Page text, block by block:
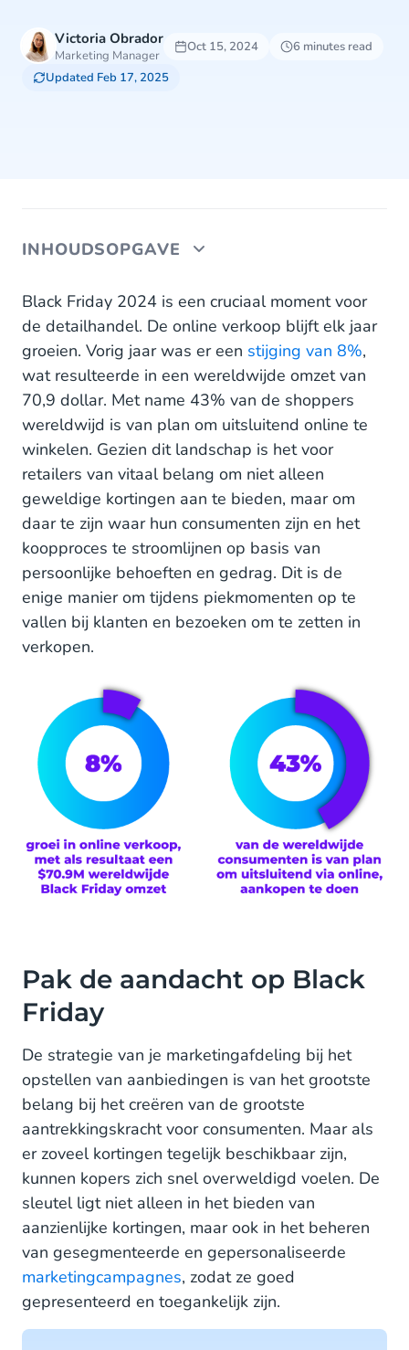
Victoria Obrador
Marketing Manager
Oct 15, 2024
6 minutes read
Updated Feb 17, 2025
INHOUDSOPGAVE
Pak de aandacht op Black Friday
Laat jouw klanten efficiënt profiteren van Black
Friday-aanbiedingen
Optimaliseer je logistieke proces voor snelle
levering deze Black Friday
Lever 24/7 customer support
De voordelen van een geintegreerd Engagement
Platform tijdens Black Friday
Black Friday 2024 is een cruciaal moment voor
de detailhandel. De online verkoop blijft elk jaar
groeien. Vorig jaar was er een stijging van 8%,
wat resulteerde in een wereldwijde omzet van
70,9 dollar. Met name 43% van de shoppers
wereldwijd is van plan om uitsluitend online te
winkelen. Gezien dit landschap is het voor
retailers van vitaal belang om niet alleen
geweldige kortingen aan te bieden, maar om
daar te zijn waar hun consumenten zijn en het
koopproces te stroomlijnen op basis van
persoonlijke behoeften en gedrag. Dit is de
enige manier om tijdens piekmomenten op te
vallen bij klanten en bezoeken om te zetten in
verkopen.
Pak de aandacht op Black
Friday
De strategie van je marketingafdeling bij het
opstellen van aanbiedingen is van het grootste
belang bij het creëren van de grootste
aantrekkingskracht voor consumenten. Maar als
er zoveel kortingen tegelijk beschikbaar zijn,
kunnen kopers zich snel overweldigd voelen. De
sleutel ligt niet alleen in het bieden van
aanzienlijke kortingen, maar ook in het beheren
van gesegmenteerde en gepersonaliseerde
marketingcampagnes, zodat ze goed
gepresenteerd en toegankelijk zijn.